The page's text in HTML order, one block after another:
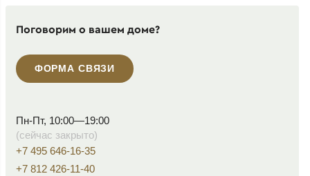
Поговорим о вашем доме?
ФОРМА СВЯЗИ
Пн-Пт, 10:00—19:00
(сейчас закрыто)
+7 495 646-16-35
+7 812 426-11-40